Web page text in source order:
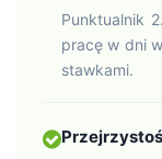
Punktualnik
pracę w dni
stawkami.